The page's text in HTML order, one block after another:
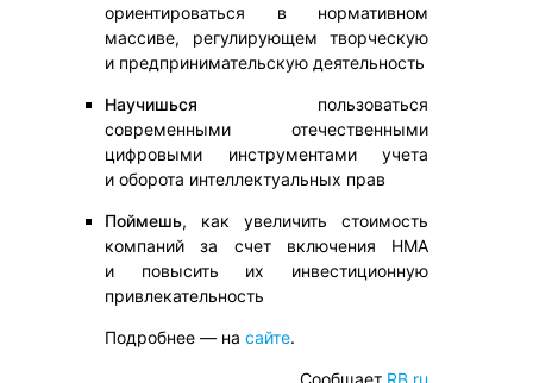
ориентироваться в нормативном
массиве, регулирующем творческую
и предпринимательскую деятельность
Научишься пользоваться
современными отечественными
цифровыми инструментами учета
и оборота интеллектуальных прав
Поймешь, как увеличить стоимость
компаний за счет включения НМА
и повысить их инвестиционную
привлекательность
Подробнее — на сайте.
Сообщает RB.ru